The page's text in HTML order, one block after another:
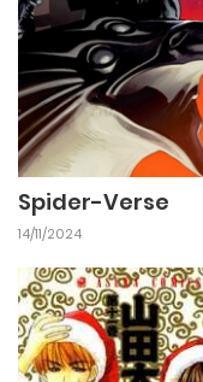
Spider-Verse
14/11/2024